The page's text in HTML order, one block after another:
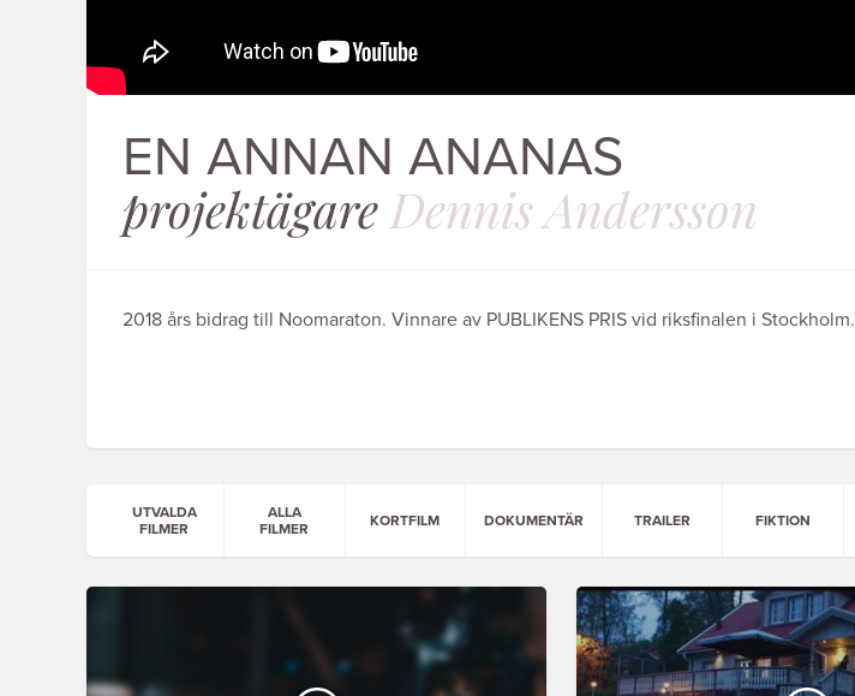
EN ANNAN ANANAS
projektägare Dennis Andersson
2018 års bidrag till Noomaraton. Vinnare av PUBLIKENS PRIS vid riksfinalen i Stockholm.
UTVALDA
FILMER
ALLA
FILMER
KORTFILM DOKUMENTÄR TRAILER FIKTION